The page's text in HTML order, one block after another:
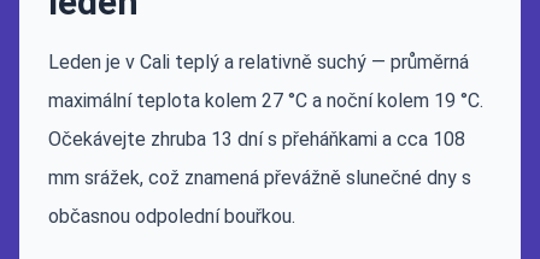
Leden je v Cali teplý a relativně suchý — průměrná
maximální teplota kolem 27 °C a noční kolem 19 °C.
Očekávejte zhruba 13 dní s přeháňkami a cca 108
mm srážek, což znamená převážně slunečné dny s
občasnou odpolední bouřkou.